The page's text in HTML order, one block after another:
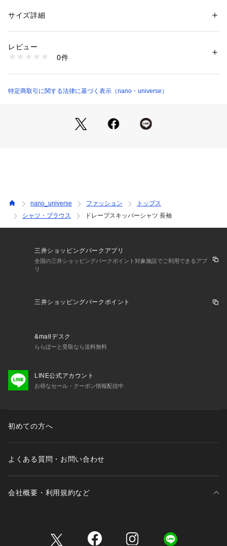
たドレープシャツ。深く開いたVラインがインナーなどでレイ
■デザイン
・程よい落ち感が特徴のドレープデザイン
・手洗いに対応したウォッシャブル素材
活躍◎
■サイズ感
【推奨サイズ】
Sサイズ: 163-170cm
XLサイズ: 175-182cm
※該当の無いサイズも記載しておりますので、展開サイズをご
参考ください。
蛍光増白剤が入っていない洗剤を使用して下さい。色物（特に
濃色）と白物・淡色物は分けて洗ってください。ネットを使用
※サンプルにて撮影、採寸を行う為、実際にお届けする商品と
仕様やサイズが異なる場合がございます。予約時は生産の都合
※光の当たり具合や撮影環境により色味が異なる場合がござい
※こちらの商品は、アウトレット店舗での取り扱いになりま
※こちらの商品はナノ・ユニバースオフィシャルサイトでの試
性別：メンズ
素材：ポリエステル 85% レーヨン 15%
洗濯：手洗い 漂白× アイロン150℃ ドライ弱い タンブル乾燥× 吊り干し
ウェット非常に弱い
商品番号：1096600000462 （モール）
サイズ詳細
レビュー
0件
特定商取引に関する法律に基づく表示（nano・universe）
nano_universe ファッション
トップス
シャツ・ブラウス
ドレープスキッパーシャツ 長袖
三井ショッピングパークアプリ
全国の三井ショッピングパークポイント対象施設でご利用できるアプ
リ
三井ショッピングパークポイント
&mallデスク
ららぽーと受取なら送料無料
LINE公式アカウント
お得なセール・クーポン情報配信中
初めての方へ
よくある質問・お問い合わせ
会社概要・利用規約など